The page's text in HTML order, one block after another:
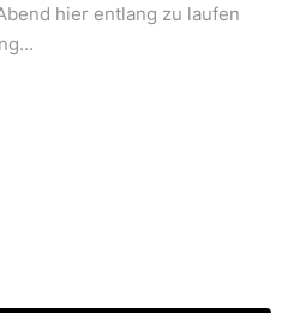
hier entlang zu laufen